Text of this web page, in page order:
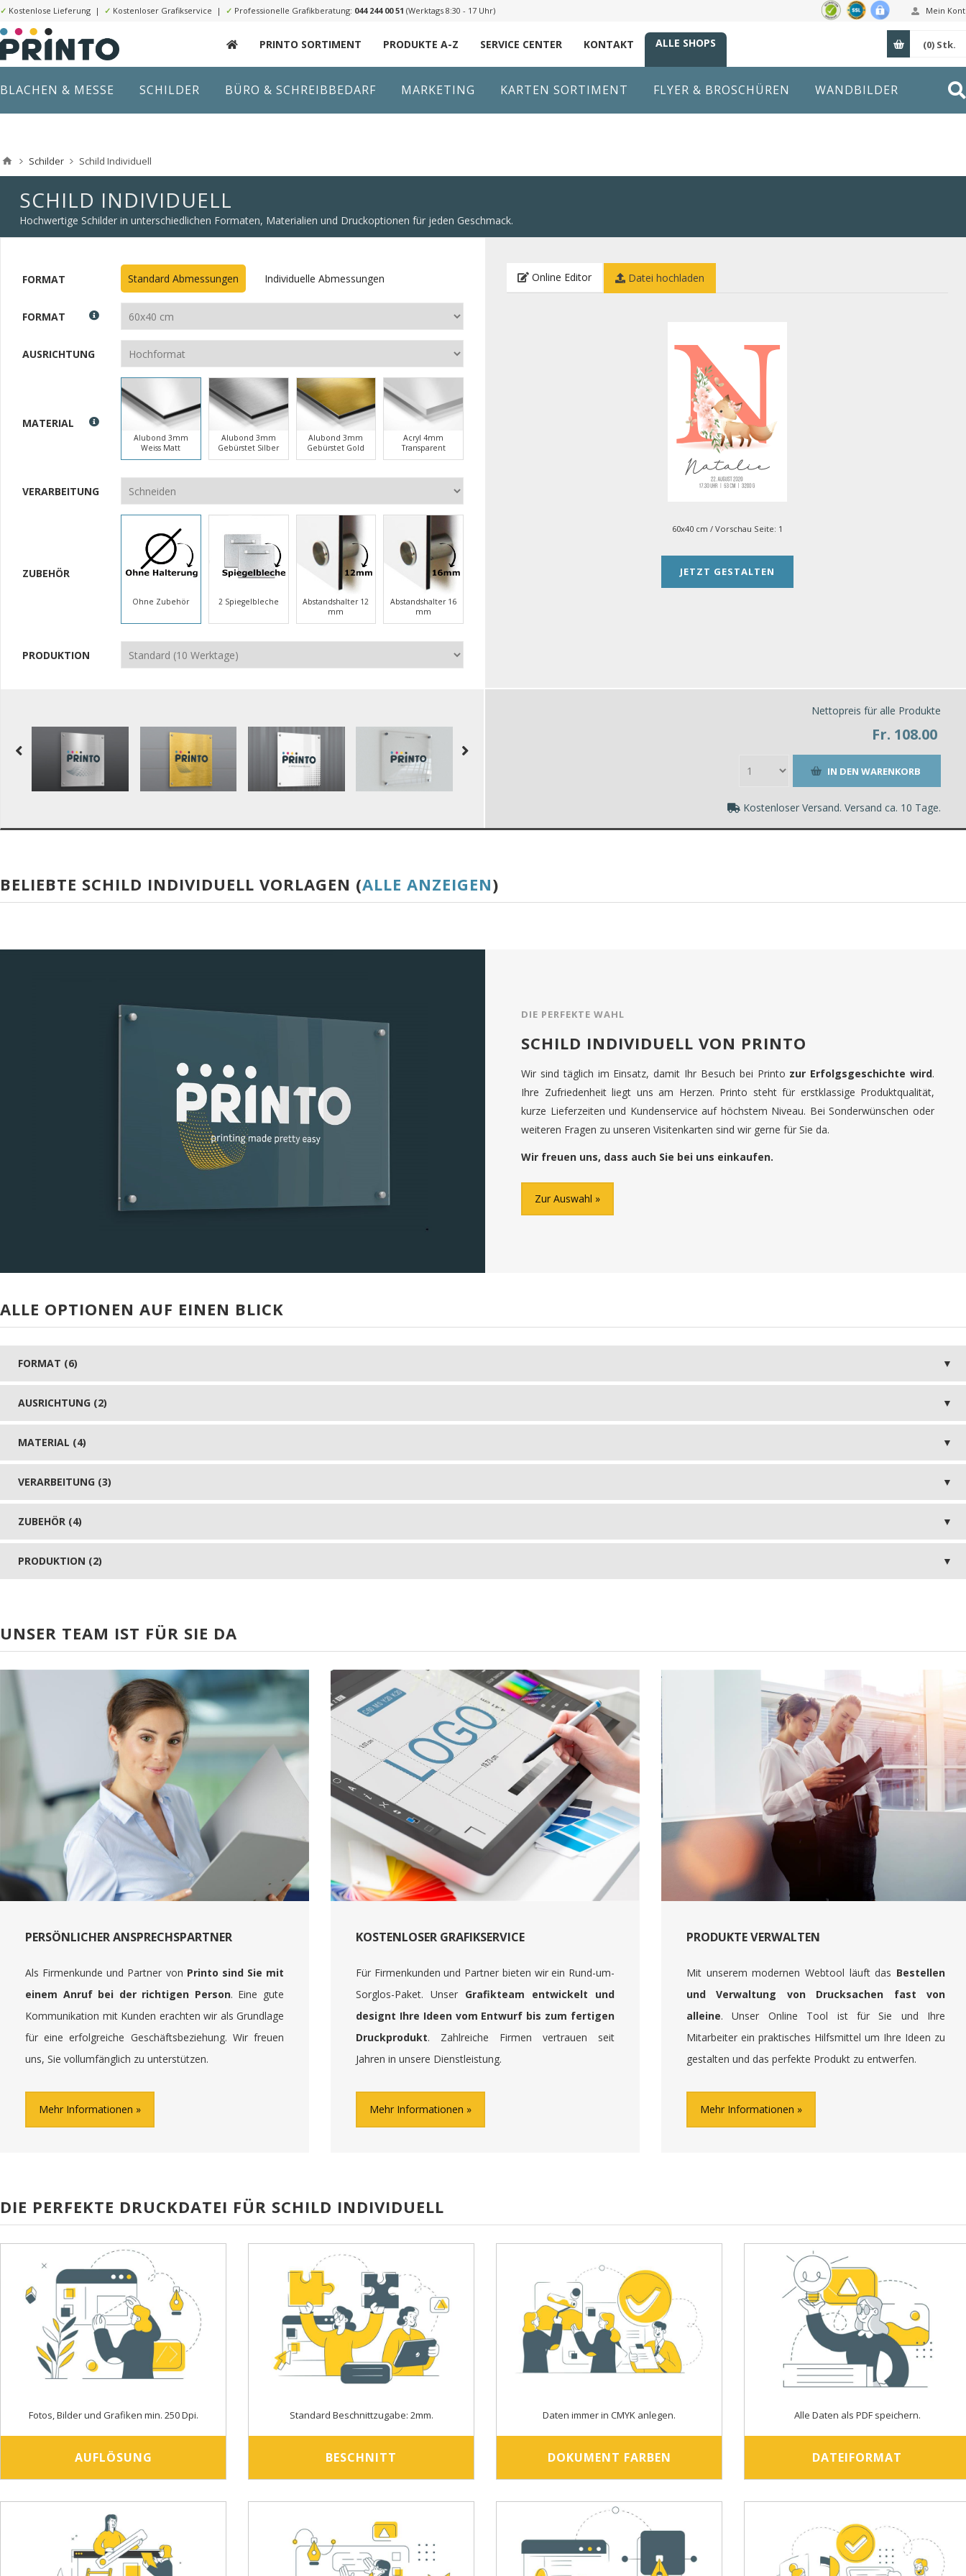
Mein
✓ Kostenlose Lieferung | ✓ Kostenloser Grafikservice | ✓ Professionelle Grafikberatung: 044 244 00 51 (Werktags 8:30 - 17 Uhr)
PRINTO SORTIMENT PRODUKTE A-Z SERVICE CENTER KONTAKT ALLE SHOPS (0) Stk.
BLACHEN & MESSE SCHILDER BÜRO & SCHREIBBEDARF MARKETING KARTEN SORTIMENT FLYER & BROSCHÜREN WANDBILDER
Schilder Schild Individuell
SCHILD INDIVIDUELL
Hochwertige Schilder in unterschiedlichen Formaten, Materialien und Druckoptionen für jeden Geschmack.
FORMAT Standard Abmessungen Individuelle Abmessungen
FORMAT
AUSRICHTUNG
MATERIAL
Alubond 3mm
Weiss Matt
Alubond 3mm
Gebürstet Silber
Alubond 3mm
Gebürstet Gold
Acryl 4mm
Transparent
VERARBEITUNG
ZUBEHÖR
Ohne Zubehör 2 Spiegelbleche
Abstandshalter 12
mm
Abstandshalter 16
mm
PRODUKTION
Online Editor Datei hochladen
60x40 cm / Vorschau Seite: 1
JETZT GESTALTEN
Nettopreis für alle Produkte
Fr. 108.00
Kostenloser Versand. Versand ca. 10 Tage.
BELIEBTE SCHILD INDIVIDUELL VORLAGEN (ALLE ANZEIGEN)
DIE PERFEKTE WAHL
SCHILD INDIVIDUELL VON PRINTO
Wir sind täglich im Einsatz, damit Ihr Besuch bei Printo zur Erfolgsgeschichte wird.
Ihre Zufriedenheit liegt uns am Herzen. Printo steht für erstklassige Produktqualität,
kurze Lieferzeiten und Kundenservice auf höchstem Niveau. Bei Sonderwünschen oder
weiteren Fragen zu unseren Visitenkarten sind wir gerne für Sie da.
Wir freuen uns, dass auch Sie bei uns einkaufen.
Zur Auswahl
ALLE OPTIONEN AUF EINEN BLICK
FORMAT (6)
AUSRICHTUNG (2)
MATERIAL (4)
VERARBEITUNG (3)
ZUBEHÖR (4)
PRODUKTION (2)
UNSER TEAM IST FÜR SIE DA
PERSÖNLICHER ANSPRECHSPARTNER
Als Firmenkunde und Partner von Printo sind Sie mit
einem Anruf bei der richtigen Person. Eine gute
Kommunikation mit Kunden erachten wir als Grundlage
für eine erfolgreiche Geschäftsbeziehung. Wir freuen
uns, Sie vollumfänglich zu unterstützen.
Mehr Informationen
KOSTENLOSER GRAFIKSERVICE
Für Firmenkunden und Partner bieten wir ein Rund-um-
Sorglos-Paket. Unser Grafikteam entwickelt und
designt Ihre Ideen vom Entwurf bis zum fertigen
Druckprodukt. Zahlreiche Firmen vertrauen seit
Jahren in unsere Dienstleistung.
Mehr Informationen
PRODUKTE VERWALTEN
Mit unserem modernen Webtool läuft das Bestellen
und Verwaltung von Drucksachen fast von
alleine. Unser Online Tool ist für Sie und Ihre
Mitarbeiter ein praktisches Hilfsmittel um Ihre Ideen zu
gestalten und das perfekte Produkt zu entwerfen.
Mehr Informationen
DIE PERFEKTE DRUCKDATEI FÜR SCHILD INDIVIDUELL
Fotos, Bilder und Grafiken min. 250 Dpi.
AUFLÖSUNG
Standard Beschnittzugabe: 2mm.
BESCHNITT
Daten immer in CMYK anlegen.
DOKUMENT FARBEN
Alle Daten als PDF speichern.
DATEIFORMAT